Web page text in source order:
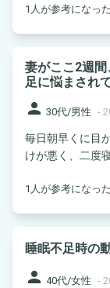
1人が参考になっ
妻がここ2週
足に悩まされ
person 30代/男性 -
毎日朝早くに目
けが悪く、二度
1人が参考になっ
睡眠不足時の
person 40代/女性 -